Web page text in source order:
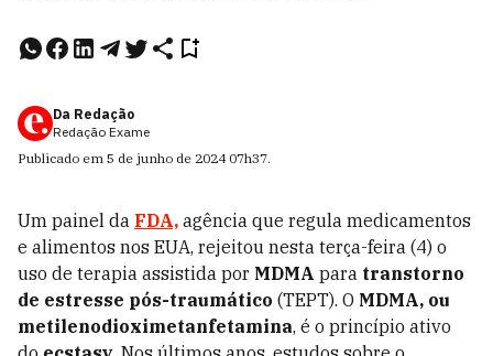
Da Redação
Redação Exame
Publicado em 5 de junho de 2024 07h37.
Um painel da FDA, agência que regula medicamentos
e alimentos nos EUA, rejeitou nesta terça-feira (4) o
uso de terapia assistida por MDMA para transtorno
de estresse pós-traumático (TEPT). O MDMA, ou
metilenodioximetanfetamina, é o princípio ativo